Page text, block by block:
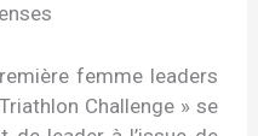
femme leaders
Challenge » se